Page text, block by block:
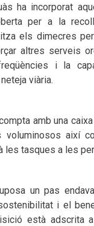
ha incorporat
per a la
els dimecres
altres serveis
i la
viària.
amb una
voluminosos així
les tasques a les
un pas
i el
està adscrita